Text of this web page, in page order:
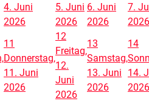
4. Juni
2026
5. Juni
2026
6. Juni
2026
7.
2026
11
Donnerstag,
11. Juni
2026
12
Freitag,
12.
Juni
2026
13
Samstag,
13. Juni
2026
14
14.
2026